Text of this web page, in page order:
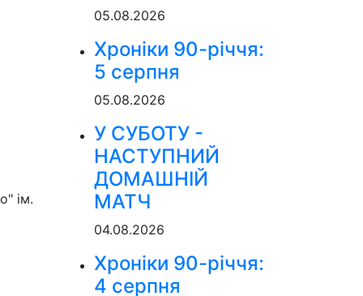
ім.
05.08.2026
Хроніки 90-річчя:
5 серпня
05.08.2026
У СУБОТУ -
НАСТУПНИЙ
ДОМАШНІЙ
МАТЧ
04.08.2026
Хроніки 90-річчя:
4 серпня